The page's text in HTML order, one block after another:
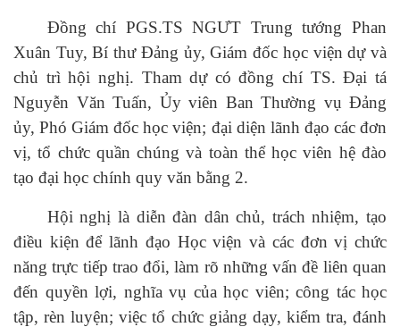
Đồng chí PGS.TS NGƯT Trung tướng Phan
Xuân Tuy, Bí thư Đảng ủy, Giám đốc học viện dự và
chủ trì hội nghị. Tham dự cóđồng chí TS. Đại tá
Nguyễn Văn Tuấn, Ủy viên Ban Thường vụ Đảng
ủy, Phó Giám đốc học viện; đại diện lãnh đạo các đơn
vị, tổ chức quần chúng và toàn thể học viên hệ đào
tạo đại học chính quy văn bằng 2.
Hội nghị là diễn đàn dân chủ, trách nhiệm, tạo
điều kiện để lãnh đạo Học viện và các đơn vị chức
năng trực tiếp trao đổi, làm rõ những vấn đề liên quan
đến quyền lợi, nghĩa vụ của học viên; công tác học
tập, rèn luyện; việc tổ chức giảng dạy, kiểm tra, đánh